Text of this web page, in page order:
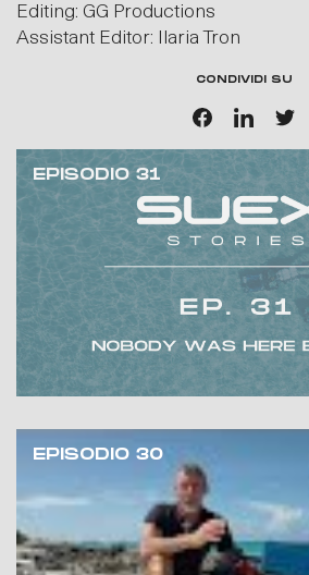
Editing: GG Productions
Assistant Editor: Ilaria Tron
CONDIVIDI SU
EPISODIO 31
EPISODIO 30